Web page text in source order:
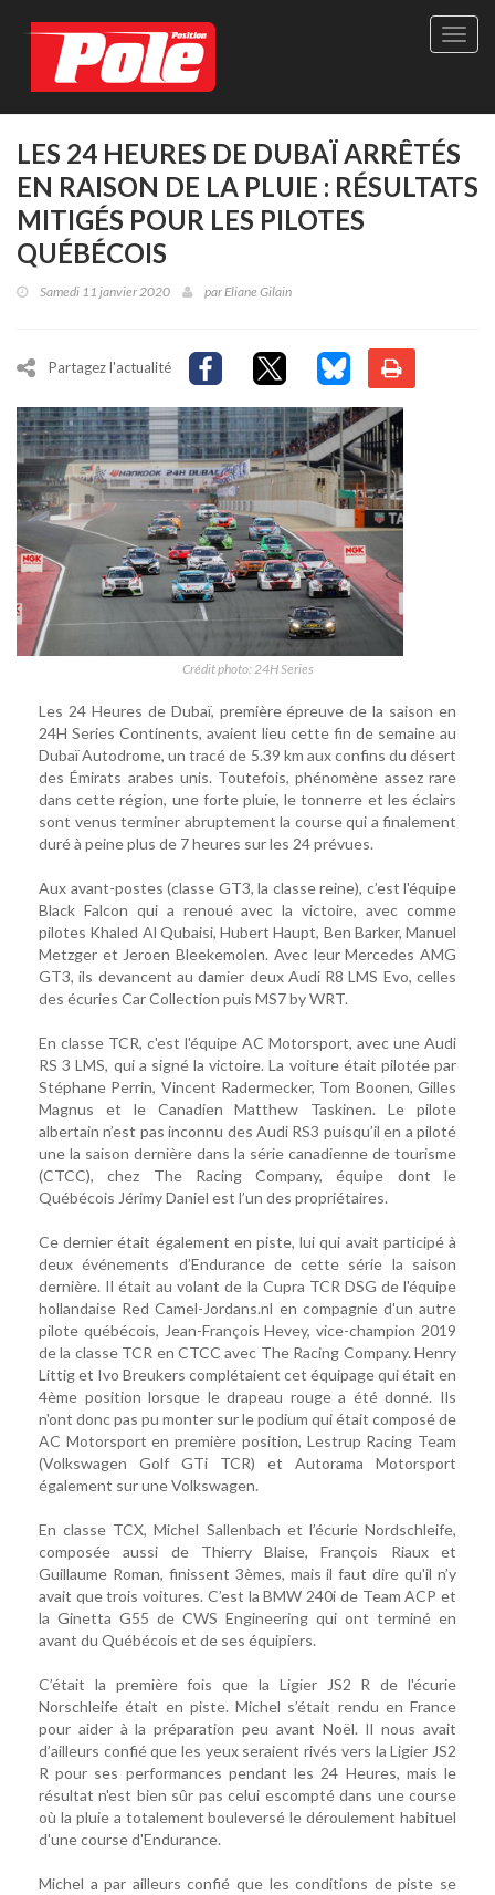
Site
-
Le
LES 24 HEURES DE DUBAÏ ARRÊTÉS
EN RAISON DE LA PLUIE : RÉSULTATS
MITIGÉS POUR LES PILOTES
QUÉBÉCOIS
Samedi 11 janvier 2020 parEliane Gilain
Partagez l'actualité
Crédit photo: 24H Series
Les 24 Heures de Dubaï, première épreuve de la saison en
24H Series Continents, avaient lieu cette fin de semaine au
Dubaï Autodrome, un tracé de 5.39 km aux confins du désert
des Émirats arabes unis. Toutefois, phénomène assez rare
dans cette région, une forte pluie, le tonnerre et les éclairs
sont venus terminer abruptement la course qui a finalement
duré à peine plus de 7 heures sur les 24 prévues.
Aux avant-postes (classe GT3, la classe reine), c’est l'équipe
Black Falcon qui a renoué avec la victoire, avec comme
pilotes Khaled Al Qubaisi, Hubert Haupt, Ben Barker, Manuel
Metzger et Jeroen Bleekemolen. Avec leur Mercedes AMG
GT3, ils devancent au damier deux Audi R8 LMS Evo, celles
des écuries Car Collection puis MS7 by WRT.
En classe TCR, c'est l'équipe AC Motorsport, avec une Audi
RS 3 LMS, qui a signé la victoire. La voiture était pilotée par
Stéphane Perrin, Vincent Radermecker, Tom Boonen, Gilles
Magnus et le Canadien Matthew Taskinen. Le pilote
albertain n’est pas inconnu des Audi RS3 puisqu’il en a piloté
une la saison dernière dans la série canadienne de tourisme
(CTCC), chez The Racing Company, équipe dont le
Québécois Jérimy Daniel est l’un des propriétaires.
Ce dernier était également en piste, lui qui avait participé à
deux événements d’Endurance de cette série la saison
dernière. Il était au volant de la Cupra TCR DSG de l'équipe
hollandaise Red Camel-Jordans.nl en compagnie d'un autre
pilote québécois, Jean-François Hevey, vice-champion 2019
de la classe TCR en CTCC avec The Racing Company. Henry
Littig et Ivo Breukers complétaient cet équipage qui était en
4ème position lorsque le drapeau rouge a été donné. Ils
n'ont donc pas pu monter sur le podium qui était composé de
AC Motorsport en première position, Lestrup Racing Team
(Volkswagen Golf GTi TCR) et Autorama Motorsport
également sur une Volkswagen.
En classe TCX, Michel Sallenbach et l’écurie Nordschleife,
composée aussi de Thierry Blaise, François Riaux et
Guillaume Roman, finissent 3èmes, mais il faut dire qu'il n’y
avait que trois voitures. C’est la BMW 240i de Team ACP et
la Ginetta G55 de CWS Engineering qui ont terminé en
avant du Québécois et de ses équipiers.
C’était la première fois que la Ligier JS2 R de l'écurie
Norschleife était en piste. Michel s’était rendu en France
pour aider à la préparation peu avant Noël. Il nous avait
d’ailleurs confié que les yeux seraient rivés vers la Ligier JS2
R pour ses performances pendant les 24 Heures, mais le
résultat n'est bien sûr pas celui escompté dans une course
où la pluie a totalement bouleversé le déroulement habituel
d'une course d'Endurance.
Michel a par ailleurs confié que les conditions de piste se